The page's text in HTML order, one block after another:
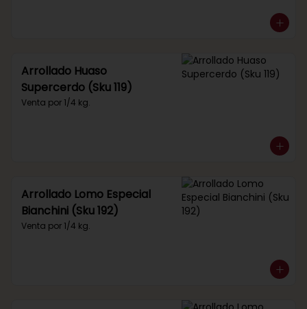
Arrollado Huaso
Supercerdo (Sku 119)
Venta por 1/4 kg.
Arrollado Lomo Especial
Bianchini (Sku 192)
Venta por 1/4 kg.